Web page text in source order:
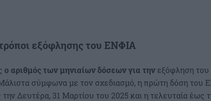
τρόποι εξόφλησης του ΕΝΦΙΑ
ο αριθμός των μηνιαίων δόσεων για τηνεξόφληση του
σύμφωνα με τον σχεδιασμό, η πρώτη δόση του
Δευτέρα, 31 Μαρτίου του 2025 και η τελευταία έως